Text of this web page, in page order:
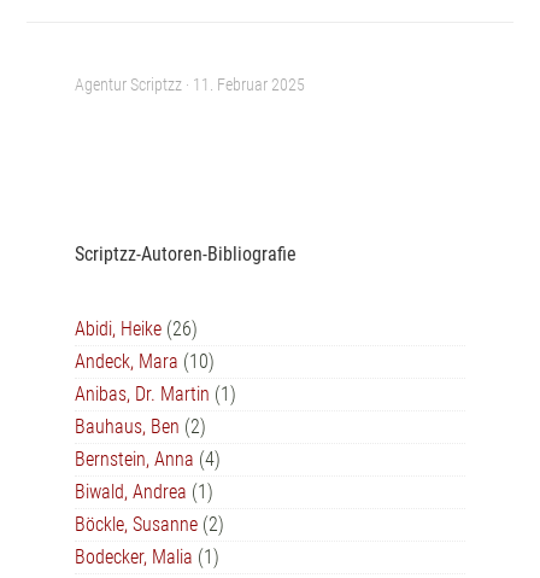
Agentur Scriptzz · 11. Februar 2025
Scriptzz-Autoren-Bibliografie
Abidi, Heike (26)
Andeck, Mara (10)
Anibas, Dr. Martin (1)
Bauhaus, Ben (2)
Bernstein, Anna (4)
Biwald, Andrea (1)
Böckle, Susanne (2)
Bodecker, Malia (1)